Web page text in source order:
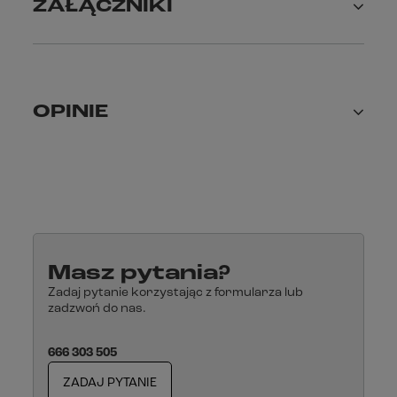
TRAX ADV L, kufer boczny 45 l, prawy,
centralnego),
Zabezpieczenie antykradzieżowe z dwoma kluczykami
ZAŁĄCZNIKI
OPINIE
Masz pytania?
Zadaj pytanie korzystając z formularza lub
zadzwoń do nas.
666 303 505
ZADAJ PYTANIE